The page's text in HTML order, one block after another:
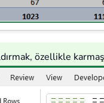
özellikle